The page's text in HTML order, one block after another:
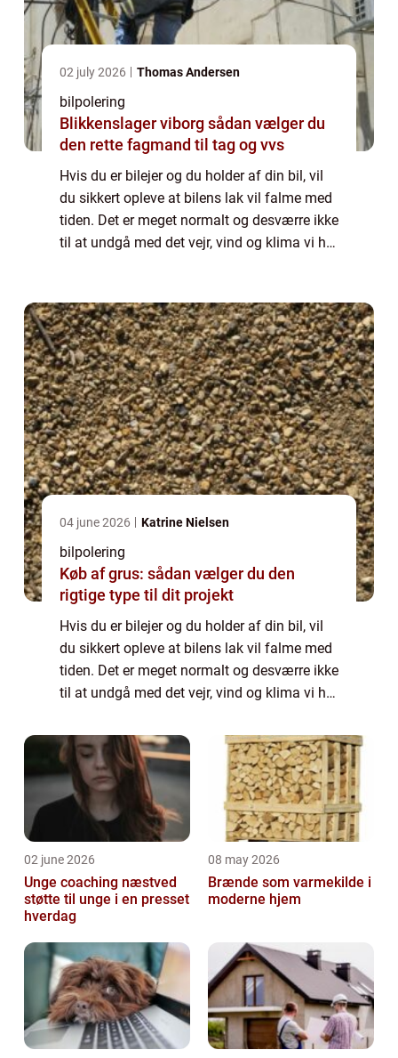
02 july 2026 Thomas Andersen
bilpolering
Blikkenslager viborg sådan vælger du
den rette fagmand til tag og vvs
Hvis du er bilejer og du holder af din bil, vil
du sikkert opleve at bilens lak vil falme med
tiden. Det er meget normalt og desværre ikke
til at undgå med det vejr, vind og klima vi har
04 june 2026 Katrine Nielsen
bilpolering
Køb af grus: sådan vælger du den
rigtige type til dit projekt
Hvis du er bilejer og du holder af din bil, vil
du sikkert opleve at bilens lak vil falme med
tiden. Det er meget normalt og desværre ikke
til at undgå med det vejr, vind og klima vi har
forebyg...
02 june 2026
Unge coaching næstved
støtte til unge i en presset
hverdag
08 may 2026
Brænde som varmekilde i
moderne hjem